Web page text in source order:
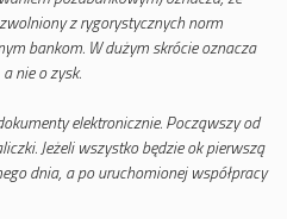
z rygorystycznych norm
bankom. W dużym skrócie oznacza
nie o zysk.
elektronicznie. Począwszy od
Jeżeli wszystko będzie ok pierwszą
dnia, a po uruchomionej współpracy